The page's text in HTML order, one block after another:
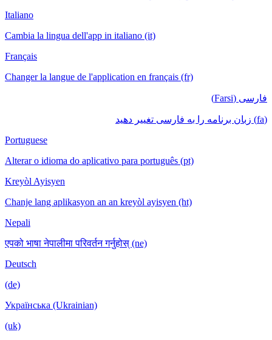
Italiano
Cambia la lingua dell'app in italiano (it)
Français
Changer la langue de l'application en français (fr)
فارسی (Farsi)
(fa) زبان برنامه را به فارسی تغییر دهید
Portuguese
Alterar o idioma do aplicativo para português (pt)
Kreyòl Ayisyen
Chanje lang aplikasyon an an kreyòl ayisyen (ht)
Nepali
एपको भाषा नेपालीमा परिवर्तन गर्नुहोस् (ne)
Deutsch
(de)
Українська (Ukrainian)
(uk)